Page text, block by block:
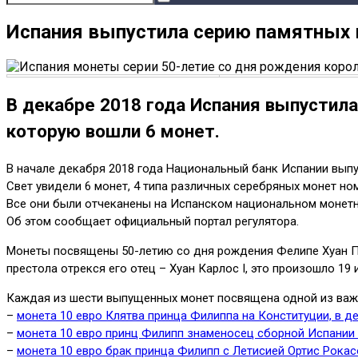
Испания выпустила серию
В декабре 2018 года Испания
которую вошли 6 монет.
В начале декабря 2018 года Национальный банк Испании
Свет увидели 6 монет, 4 типа различных серебряных монет
Все они были отчеканены на Испанском национальном
Об этом сообщает официальный портал регулятора.
Монеты посвящены 50-летию со дня рождения Фелипе Хуан
престола отрекся его отец – Хуан Карлос I, это произошло 19
Каждая из шести выпущенных монет посвящена одной из
– монета 10 евро Клятва принца Филиппа на Конституции, в
– монета 10 евро принц Филипп знаменосец сборной
– монета 10 евро брак принца Филипп с Летисией Ортис